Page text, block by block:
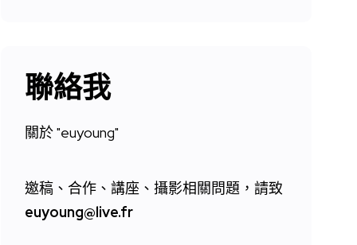
聯絡我
關於 "euyoung"
邀稿、合作、講座、攝影相關問題，請致
euyoung@live.fr